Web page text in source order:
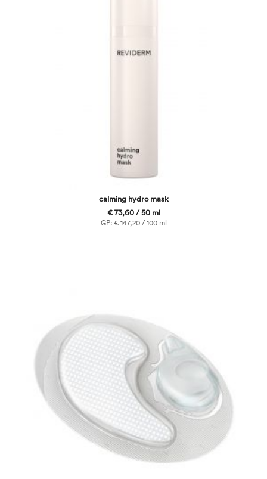
calming hydro mask
€ 73,60 / 50 ml
GP: € 147,20 / 100 ml